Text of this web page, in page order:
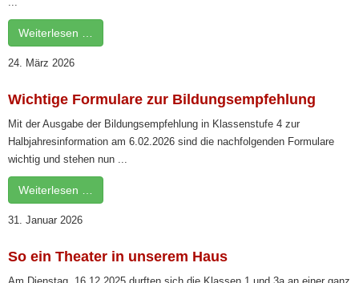
Weiterlesen …
24. März 2026
Wichtige Formulare zur Bildungsempfehlung
Mit der Ausgabe der Bildungsempfehlung in Klassenstufe 4 zur
Halbjahresinformation am 6.02.2026 sind die nachfolgenden Formulare
wichtig und stehen nun ...
Weiterlesen …
31. Januar 2026
So ein Theater in unserem Haus